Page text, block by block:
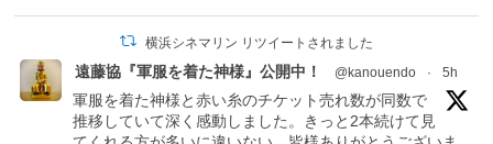
横浜シネマリン リツイートされました
遠藤協『軍服を着た神様』公開中！ @kanouendo · 5h
軍服を着た神様と赤い糸のチケット売れ数が同数で
推移していて深く感動しました。きっと2本続けて見